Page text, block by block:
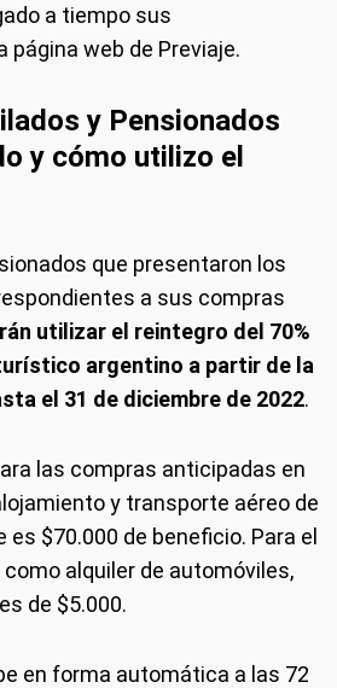
a tiempo sus
página web de Previaje.
y Pensionados
y cómo utilizo el
que presentaron los
a sus compras
utilizar el reintegro del 70%
argentino a partir de la
el 31 de diciembre de 2022.
las compras anticipadas en
y transporte aéreo de
$70.000 de beneficio. Para el
alquiler de automóviles,
de $5.000.
en forma automática a las 72